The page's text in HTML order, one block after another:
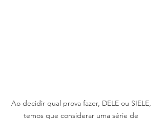
Ao decidir qual prova fazer, DELE ou SIELE,
temos que considerar uma série de